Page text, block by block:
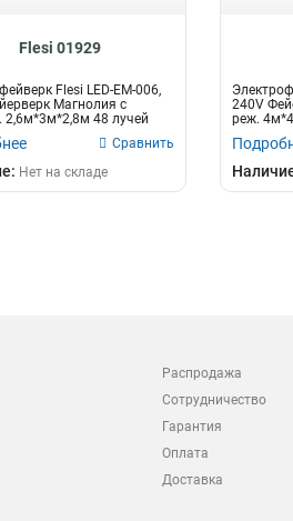
Flesi 01929
Flesi LED-EM-006,
Магнолия с
2,6м*3м*2,8м 48 лучей
Сравнить
Нет на складе
240V
реж.
Распродажа
Сотрудничество
Гарантия
Оплата
Доставка